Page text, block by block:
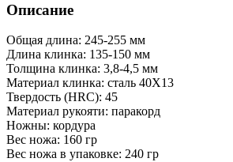
Описание
Общая длина: 245-255 мм
Длина клинка: 135-150 мм
Толщина клинка: 3,8-4,5 мм
Материал клинка: сталь 40Х13
Твердость (HRC): 45
Материал рукояти: паракорд
Ножны: кордура
Вес ножа: 160 гр
Вес ножа в упаковке: 240 гр